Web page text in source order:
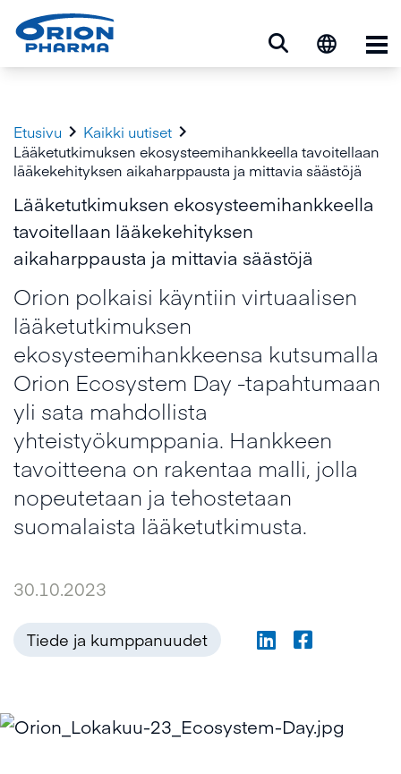
Etusivu  Kaikki uutiset 
Lääketutkimuksen ekosysteemihankkeella tavoitellaan
lääkekehityksen aikaharppausta ja mittavia säästöjä
Lääketutkimuksen ekosysteemihankkeella
tavoitellaan lääkekehityksen
aikaharppausta ja mittavia säästöjä
Orion polkaisi käyntiin virtuaalisen
lääketutkimuksen
ekosysteemihankkeensa kutsumalla
Orion Ecosystem Day -tapahtumaan
yli sata mahdollista
yhteistyökumppania. Hankkeen
tavoitteena on rakentaa malli, jolla
nopeutetaan ja tehostetaan
suomalaista lääketutkimusta.
30.10.2023
Tiede ja kumppanuudet